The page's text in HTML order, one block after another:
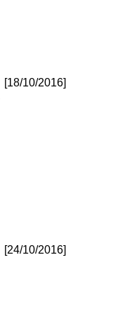
[18/10/2016]
[24/10/2016]